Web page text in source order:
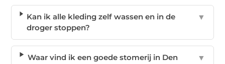
Kan ik alle kleding zelf wassen en in de
droger stoppen?
▼
Waar vind ik een goede stomerij in Den
▼